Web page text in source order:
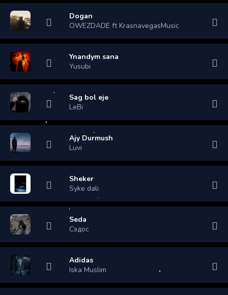
Dogan
OWEZDADE ft KrasnavegasMusic
Ynandym sana
Yusubi
Sag bol eje
LeBi
Ajy Durmush
Luvi
Sheker
Syke dali
Seda
Сэдос
Adidas
Iska Muslim